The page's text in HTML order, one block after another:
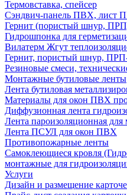
Термовставка, спейсер
Сэндвич-панель ПВХ, лист
Гернит (пористый шнур,
Гидрошпонка для
Вилатерм Жгут
Гернит, пористый шнур,
Резиновые смеси,
Монтажные бутиловые ленты
Лента бутиловая
Материалы для окон ПВХ
Диффузионная лента
Лента пароизоляционная
Лента ПСУЛ для окон ПВХ
Противопожарные ленты
Самоклеющиеся кровля
монтажные для
Услуги
Дизайн и размещение